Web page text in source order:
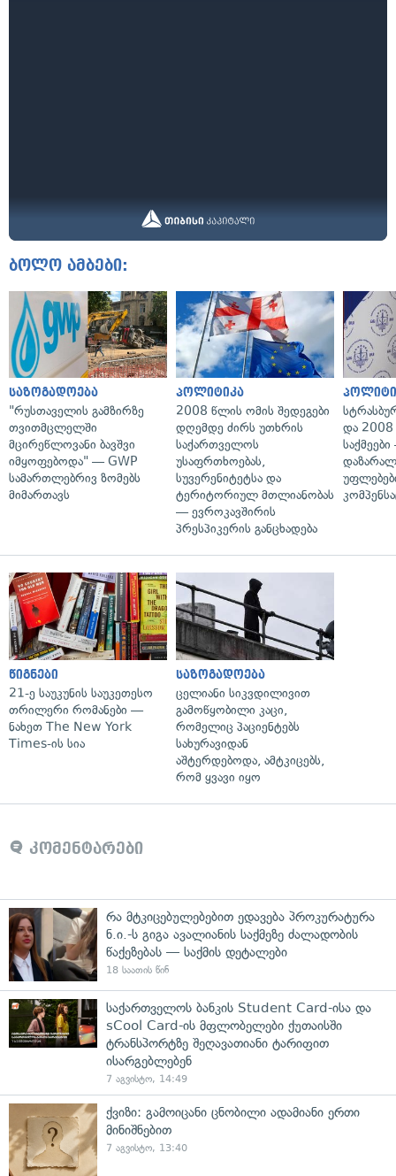
ბოლო ამბები:
საზოგადოება
"რუსთაველის გამზირზე
თვითმცლელში
მცირეწლოვანი ბავშვი
იმყოფებოდა" — GWP
სამართლებრივ ზომებს
მიმართავს
პოლიტიკა
2008 წლის ომის შედეგები
დღემდე ძირს უთხრის
საქართველოს
უსაფრთხოებას,
სუვერენიტეტსა და
ტერიტორიულ მთლიანობას
— ევროკავშირის
პრესპიკერის განცხადება
და 2008
წიგნები
21-ე საუკუნის საუკეთესო
თრილერი რომანები —
ნახეთ The New York
Times-ის სია
საზოგადოება
ცელიანი სიკვდილივით
გამოწყობილი კაცი,
რომელიც პაციენტებს
სახურავიდან
აშტერდებოდა, ამტკიცებს,
რომ ყვავი იყო
კომენტარები
რა მტკიცებულებებით ედავება პროკურატურა
ნ.ი.-ს გიგა ავალიანის საქმეზე ძალადობის
წაქეზებას — საქმის დეტალები
18 საათის წინ
საქართველოს ბანკის Student Card-ისა და
sCool Card-ის მფლობელები ქუთაისში
ტრანსპორტზე შეღავათიანი ტარიფით
ისარგებლებენ
7 აგვისტო, 14:49
ქვიზი: გამოიცანი ცნობილი ადამიანი ერთი
მინიშნებით
7 აგვისტო, 13:40